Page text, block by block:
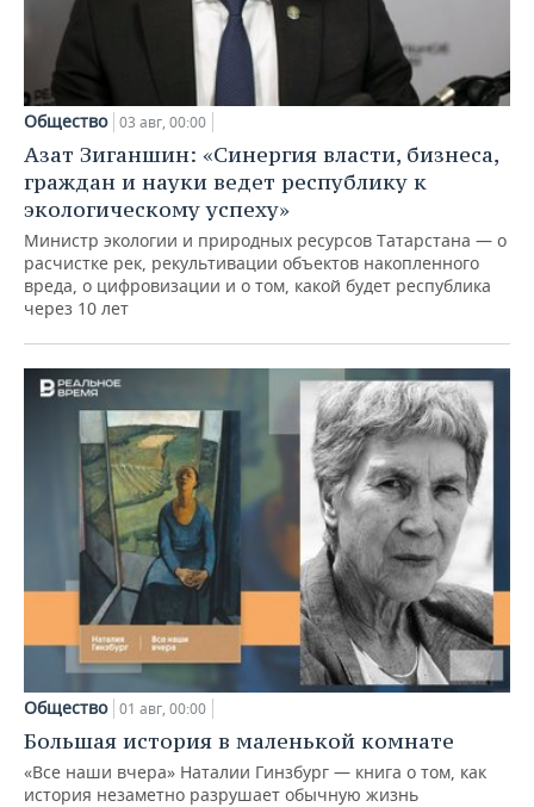
Общество 03 авг, 00:00
Азат Зиганшин: «Синергия власти, бизнеса,
граждан и науки ведет республику к
экологическому успеху»
Министр экологии и природных ресурсов Татарстана — о
расчистке рек, рекультивации объектов накопленного
вреда, о цифровизации и о том, какой будет республика
через 10 лет
Общество 01 авг, 00:00
Большая история в маленькой комнате
«Все наши вчера» Наталии Гинзбург — книга о том, как
история незаметно разрушает обычную жизнь